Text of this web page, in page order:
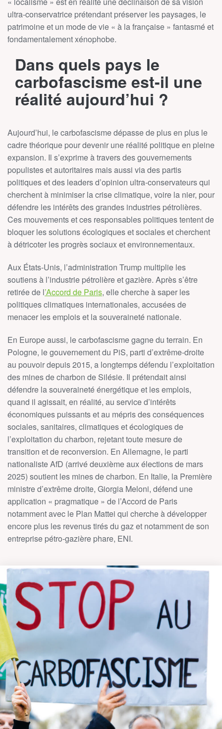
ultra-conservatrice prétendant préserver les paysages, le
patrimoine et un mode de vie « à la française » fantasmé et
fondamentalement xénophobe.
Dans quels pays le
carbofascisme est-il une
réalité aujourd’hui ?
Aujourd’hui, le carbofascisme dépasse de plus en plus le
cadre théorique pour devenir une réalité politique en pleine
expansion. Il s’exprime à travers des gouvernements
populistes et autoritaires mais aussi via des partis
politiques et des leaders d’opinion ultra-conservateurs qui
cherchent à minimiser la crise climatique, voire la nier, pour
défendre les intérêts des grandes industries pétrolières.
Ces mouvements et ces responsables politiques tentent de
bloquer les solutions écologiques et sociales et cherchent
à détricoter les progrès sociaux et environnementaux.
Aux États-Unis, l’administration Trump multiplie les
soutiens à l’industrie pétrolière et gazière. Après s’être
retirée de l’Accord de Paris, elle cherche à saper les
politiques climatiques internationales, accusées de
menacer les emplois et la souveraineté nationale.
En Europe aussi, le carbofascisme gagne du terrain. En
Pologne, le gouvernement du PiS, parti d’extrême-droite
au pouvoir depuis 2015, a longtemps défendu l’exploitation
des mines de charbon de Silésie. Il prétendait ainsi
défendre la souveraineté énergétique et les emplois,
quand il agissait, en réalité, au service d’intérêts
économiques puissants et au mépris des conséquences
sociales, sanitaires, climatiques et écologiques de
l’exploitation du charbon, rejetant toute mesure de
transition et de reconversion. En Allemagne, le parti
nationaliste AfD (arrivé deuxième aux élections de mars
2025) soutient les mines de charbon. En Italie, la Première
ministre d’extrême droite, Giorgia Meloni, défend une
application « pragmatique » de l’Accord de Paris
notamment avec le Plan Mattei qui cherche à développer
encore plus les revenus tirés du gaz et notamment de son
entreprise pétro-gazière phare, ENI.